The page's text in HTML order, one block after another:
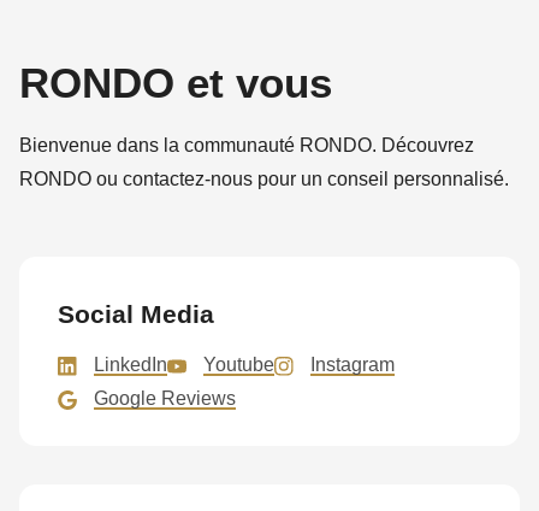
RONDO et vous
Bienvenue dans la communauté RONDO. Découvrez
RONDO ou contactez-nous pour un conseil personnalisé.
Social Media
LinkedIn Youtube
Instagram
Google Reviews